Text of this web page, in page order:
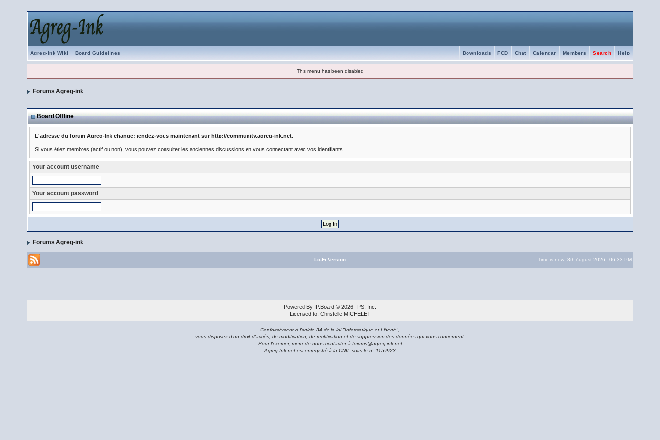
Agreg-Ink Wiki Board Guidelines Help
Search
Members
Calendar
Chat
FCD
Downloads
This menu has been disabled
Forums Agreg-ink
Board Offline
L'adresse du forum Agreg-Ink change: rendez-vous maintenant sur http://community.agreg-ink.net.
Si vous étiez membres (actif ou non), vous pouvez consulter les anciennes discussions en vous connectant avec vos identifiants.
Your account username
Your account password
Forums Agreg-ink
Lo-Fi Version Time is now: 8th August 2026 - 06:33 PM
Powered By IP.Board © 2026 IPS, Inc
Licensed to: Christelle MICHELET
Conformément à l'article 34 de la loi "Informatique et Liberté",
vous disposez d'un droit d'accès, de modification, de rectification et de suppression des données qui vous concernent.
Pour l'exercer, merci de nous contacter à forums@agreg-ink.net
Agreg-Ink.net est enregistré à la CNIL sous le n° 1159923